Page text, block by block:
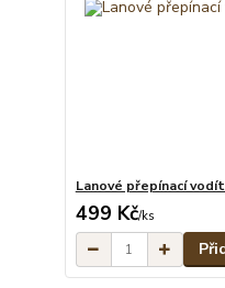
Lanové přepínací
499 Kč/ks